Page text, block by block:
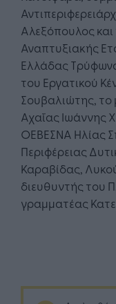
Αλεξόπουλος
Αναπτυξιακής
Ελλάδας
του Εργατικού
Σουβαλιώτης, το
Αχαΐας Ιωάννης
ΟΕΒΕΣΝΑ Ηλίας
Περιφέρειας
Καραβίδας,
διευθυντής του
γραμματέας